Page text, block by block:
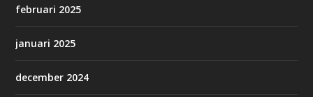
februari 2025
januari 2025
december 2024